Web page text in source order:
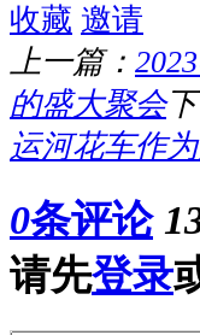
收藏 邀请
上一篇：
的盛大聚会
运河花车作
0条评论
请先登录